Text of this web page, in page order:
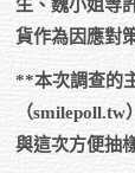
生、魏小姐等
貨作為因應對
**本次調查的
（
與這次方便抽